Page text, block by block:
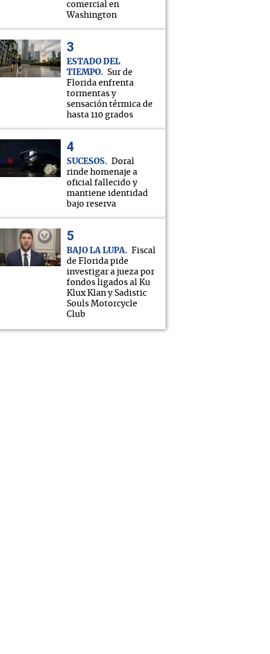
comercial en
Washington
ESTADO DEL
TIEMPO
Sur de
Florida enfrenta
tormentas y
sensación térmica de
hasta 110 grados
SUCESOS
Doral
rinde homenaje a
oficial fallecido y
mantiene identidad
bajo reserva
BAJO LA LUPA
Fiscal
de Florida pide
investigar a jueza por
fondos ligados al Ku
Klux Klan y Sadistic
Souls Motorcycle
Club